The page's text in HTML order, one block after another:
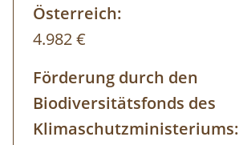
Österreich:
4.982 €
Förderung durch den
Biodiversitätsfonds des
Klimaschutzministeriums: